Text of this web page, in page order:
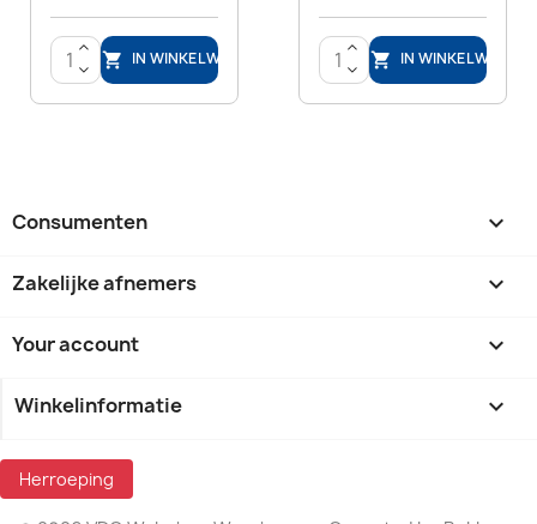
>
<
 IN WINKELWAGEN
>
<
 IN WINKELWAGEN
Consumenten 
Zakelijke afnemers 
Your account 
Winkelinformatie keyboard_arrow_down
Herroeping